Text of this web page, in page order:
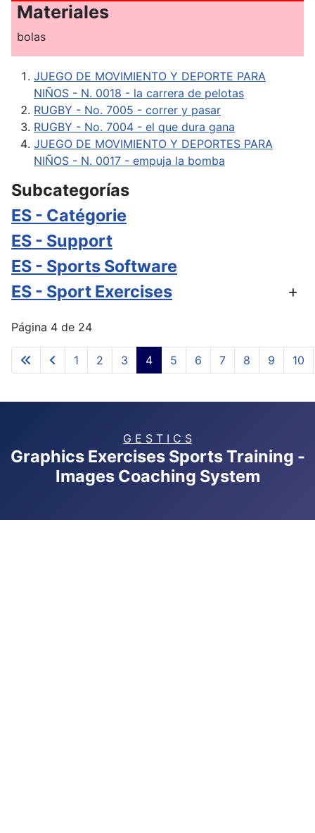
Materiales
bolas
JUEGO DE MOVIMIENTO Y DEPORTE PARA
NIÑOS - N. 0018 - la carrera de pelotas
RUGBY - No. 7005 - correr y pasar
RUGBY - No. 7004 - el que dura gana
JUEGO DE MOVIMIENTO Y DEPORTES PARA
NIÑOS - N. 0017 - empuja la bomba
Subcategorías
ES - Catégorie
ES - Support
ES - Sports Software
ES - Sport Exercises
Página 4 de 24
1 2 3 4 5 6 7 8 9 10
G E S T I C S
Graphics Exercises Sports Training -
Images Coaching System